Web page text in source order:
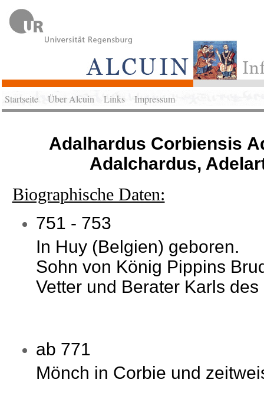
Startseite Über Alcuin Links Impressum
Adalhardus Corbiensis
Adalchardus,
Biographische Daten:
751 - 753
In Huy (Belgien) geboren.
Sohn von König Pippins
Vetter und Berater Karls
ab 771
Mönch in Corbie und